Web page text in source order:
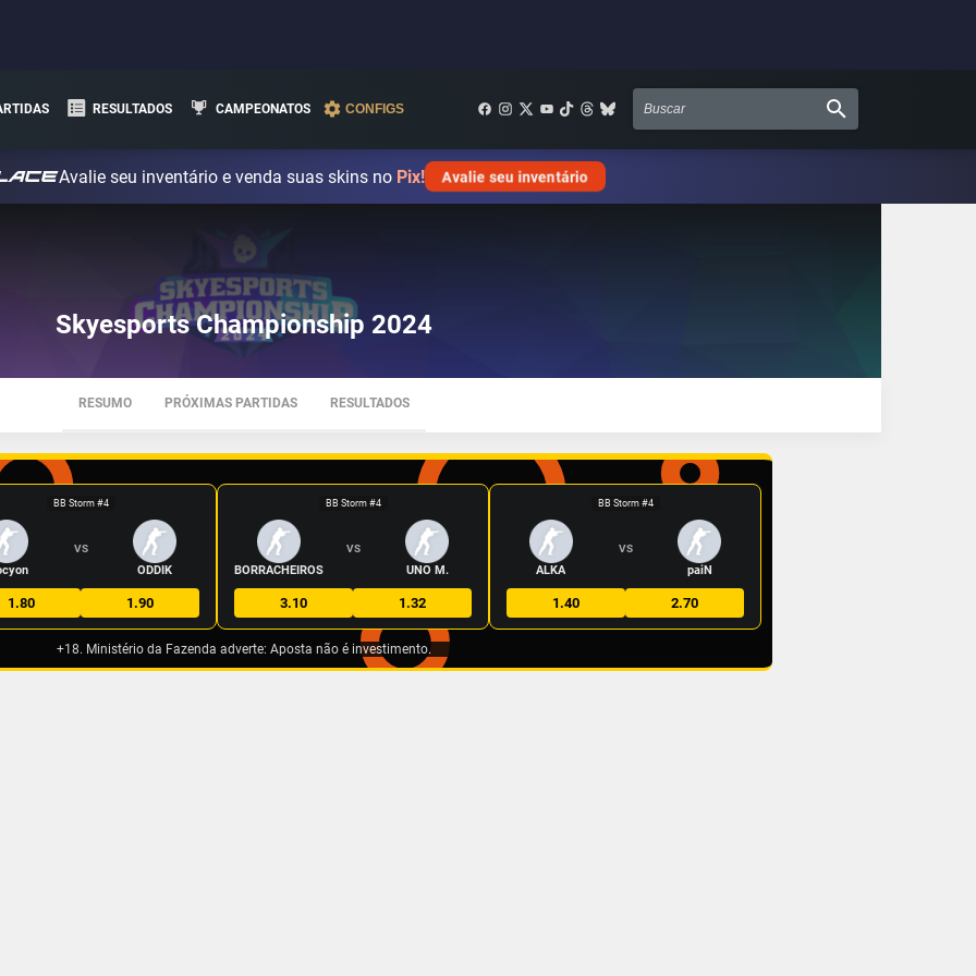
RESULTADOS CAMPEONATOS CONFIGS
Avalie seu inventário e venda suas skins no Pix! Avalie seu inventário
Skyesports Championship 2024
RESUMO PRÓXIMAS PARTIDAS RESULTADOS
BB Storm #4
VS
ODDIK
1.80 1.90
BB Storm #4
BORRACHEIROS
VS
UNO M.
3.10 1.32
BB Storm #4
ALKA
VS
paiN
1.40 2.70
+18. Ministério da Fazenda adverte: Aposta não é investimento.